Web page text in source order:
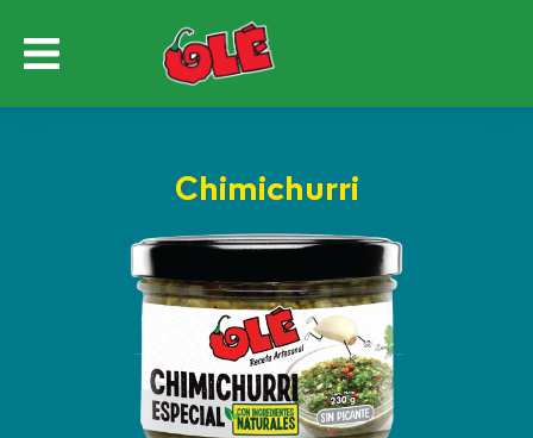
Chimichurri